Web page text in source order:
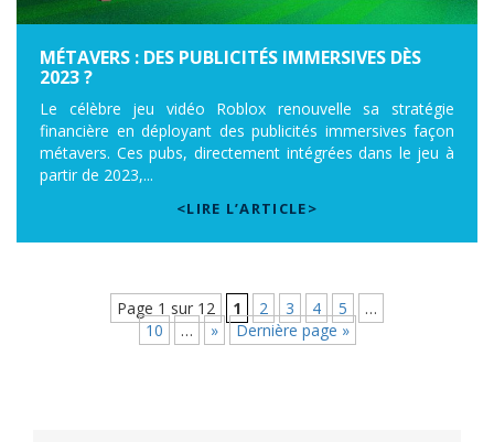
MÉTAVERS : DES PUBLICITÉS IMMERSIVES DÈS
2023 ?
Le célèbre jeu vidéo Roblox renouvelle sa stratégie
financière en déployant des publicités immersives façon
métavers. Ces pubs, directement intégrées dans le jeu à
partir de 2023,...
<LIRE L’ARTICLE>
Page 1 sur 12 1 2 3 4 5
…
10
… » Dernière page »